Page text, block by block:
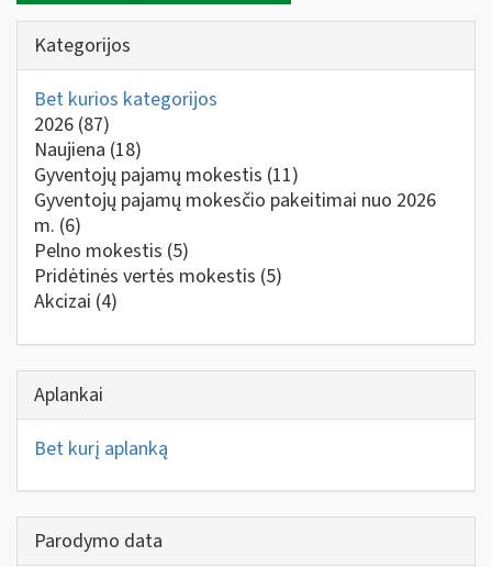
Kategorijos
Bet kurios kategorijos
2026 (87)
Naujiena (18)
Gyventojų pajamų mokestis (11)
Gyventojų pajamų mokesčio pakeitimai nuo 2026
m. (6)
Pelno mokestis (5)
Pridėtinės vertės mokestis (5)
Akcizai (4)
Aplankai
Bet kurį aplanką
Parodymo data